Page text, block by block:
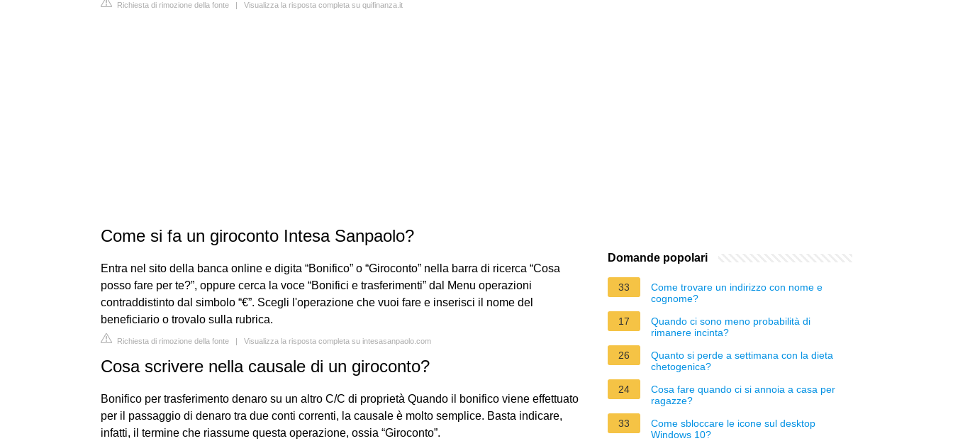
Richiesta di rimozione della fonte | Visualizza la risposta completa su quifinanza.it
Come si fa un giroconto Intesa Sanpaolo?
Entra nel sito della banca online e digita “Bonifico” o “Giroconto” nella barra di ricerca “Cosa
posso fare per te?”, oppure cerca la voce “Bonifici e trasferimenti” dal Menu operazioni
contraddistinto dal simbolo “€”. Scegli l'operazione che vuoi fare e inserisci il nome del
beneficiario o trovalo sulla rubrica.
Richiesta di rimozione della fonte | Visualizza la risposta completa su intesasanpaolo.com
Cosa scrivere nella causale di un giroconto?
Bonifico per trasferimento denaro su un altro C/C di proprietà Quando il bonifico viene effettuato
per il passaggio di denaro tra due conti correnti, la causale è molto semplice. Basta indicare,
infatti, il termine che riassume questa operazione, ossia “Giroconto”.
Domande popolari
33
Come trovare un indirizzo con nome e
cognome?
17
Quando ci sono meno probabilità di
rimanere incinta?
26
Quanto si perde a settimana con la dieta
chetogenica?
24
Cosa fare quando ci si annoia a casa per
ragazze?
33
Come sbloccare le icone sul desktop
Windows 10?